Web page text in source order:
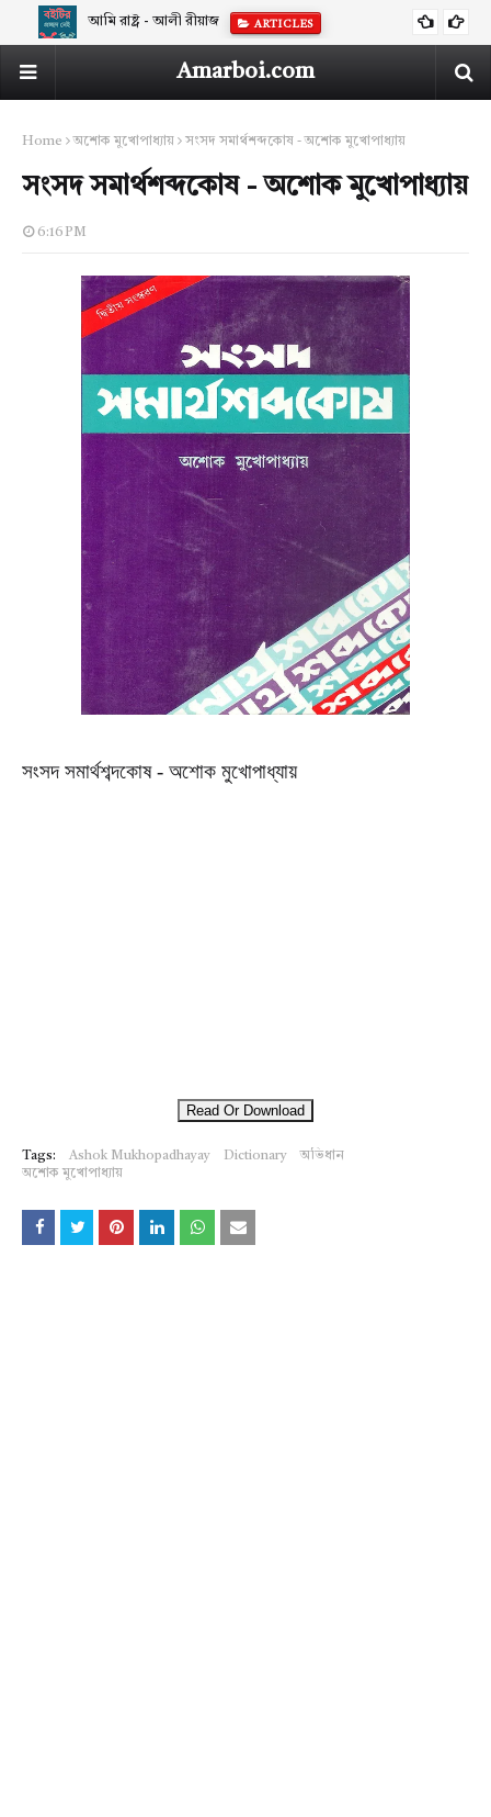
শাহীন আখতারের ছোটগল্প ‘মানচিত্র’ নিয়ে আলোচনা
ARTICLESAmarboi.com
Home অশোক মুখোপাধ্যায় সংসদ সমার্থশব্দকোষ - অশোক মুখোপাধ্যায়
সংসদ সমার্থশব্দকোষ - অশোক মুখোপাধ্যায়
6:16 PM
সংসদ সমার্থশব্দকোষ - অশোক মুখোপাধ্যায়
Read Or Download
Tags: Ashok Mukhopadhayay Dictionary
অভিধান
অশোক মুখোপাধ্যায়